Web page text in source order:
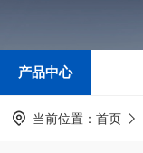
产品中心
当前位置： 首页